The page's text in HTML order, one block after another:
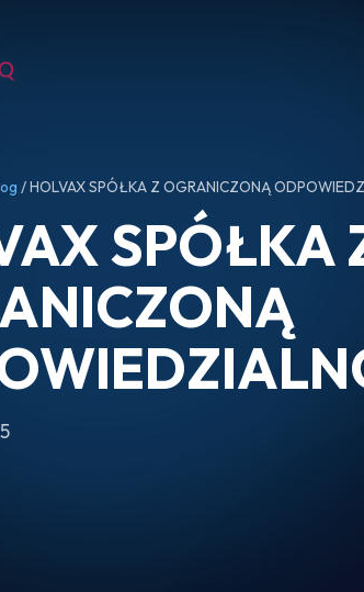
/ HOLVAX SPÓŁKA Z OGRANICZONĄ
SPÓŁKA